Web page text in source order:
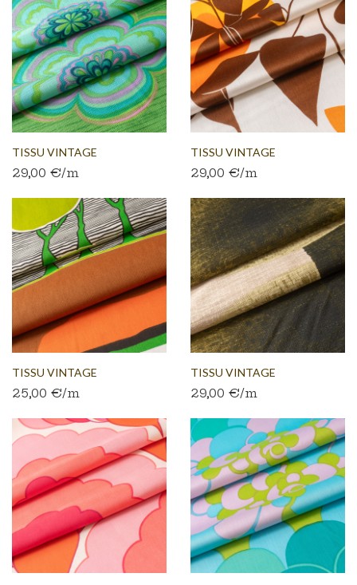
TISSU VINTAGE
AUTHENTIQUE...
29,00 €/m
TISSU VINTAGE
AUTHENTIQUE...
29,00 €/m
TISSU VINTAGE
AUTHENTIQUE...
25,00 €/m
TISSU VINTAGE
AUTHENTIQUE...
29,00 €/m